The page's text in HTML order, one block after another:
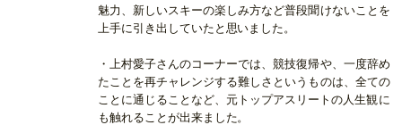
魅力、新しいスキーの楽しみ方など普段聞けないことを
上手に引き出していたと思いました。
・上村愛子さんのコーナーでは、競技復帰や、一度辞め
たことを再チャレンジする難しさというものは、全ての
ことに通じることなど、元トップアスリートの人生観に
も触れることが出来ました。